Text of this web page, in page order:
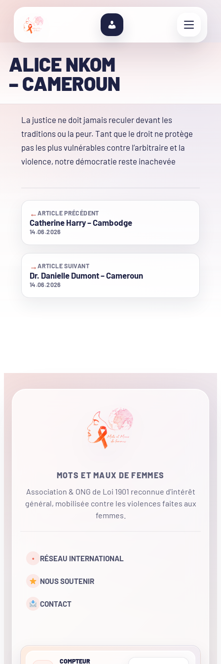
ALICE NKOM
– CAMEROUN
La justice ne doit jamais reculer devant les
traditions ou la peur. Tant que le droit ne protège
pas les plus vulnérables contre l’arbitraire et la
violence, notre démocratie reste inachevée
←ARTICLE PRÉCÉDENT
Catherine Harry – Cambodge
14.06.2026
→ARTICLE SUIVANT
Dr. Danielle Dumont – Cameroun
14.06.2026
MOTS ET MAUX DE FEMMES
Association & ONG de Loi 1901 reconnue d'intérêt
général, mobilisée contre les violences faites aux
femmes.
• RÉSEAU INTERNATIONAL
NOUS SOUTENIR
CONTACT
COMPTEUR